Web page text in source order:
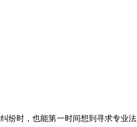
纷时，也能第一时间想到寻求专业法